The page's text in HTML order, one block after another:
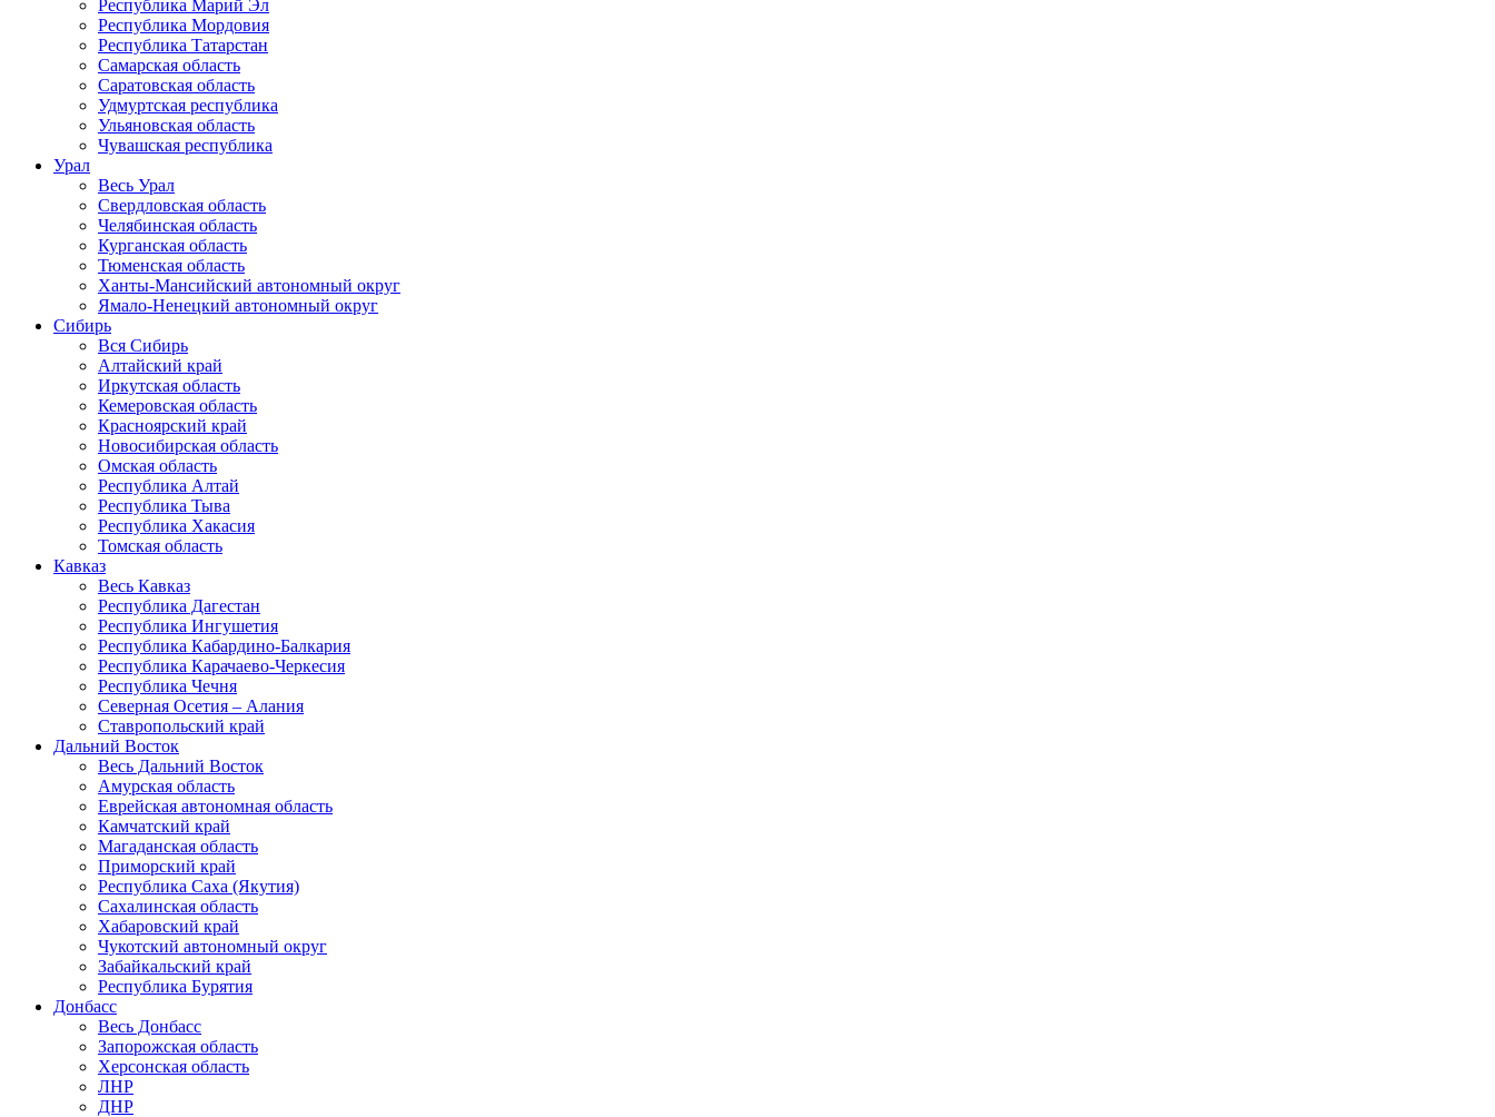
Республика Марий Эл
Республика Мордовия
Республика Татарстан
Самарская область
Саратовская область
Удмуртская республика
Ульяновская область
Чувашская республика
Урал
Весь Урал
Свердловская область
Челябинская область
Курганская область
Тюменская область
Ханты-Мансийский автономный округ
Ямало-Ненецкий автономный округ
Сибирь
Вся Сибирь
Алтайский край
Иркутская область
Кемеровская область
Красноярский край
Новосибирская область
Омская область
Республика Алтай
Республика Тыва
Республика Хакасия
Томская область
Кавказ
Весь Кавказ
Республика Дагестан
Республика Ингушетия
Республика Кабардино-Балкария
Республика Карачаево-Черкесия
Республика Чечня
Северная Осетия – Алания
Ставропольский край
Дальний Восток
Весь Дальний Восток
Амурская область
Еврейская автономная область
Камчатский край
Магаданская область
Приморский край
Республика Саха (Якутия)
Сахалинская область
Хабаровский край
Чукотский автономный округ
Забайкальский край
Республика Бурятия
Донбасс
Весь Донбасс
Запорожская область
Херсонская область
ЛНР
ДНР